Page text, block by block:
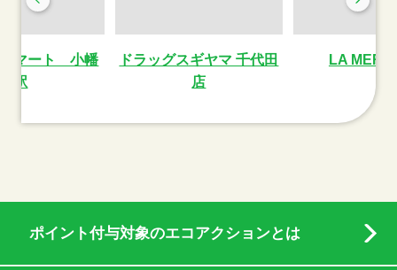
マート 小幡
駅
ドラッグスギヤマ 千代田
店
LA MER
ポイント付与対象のエコアクションとは